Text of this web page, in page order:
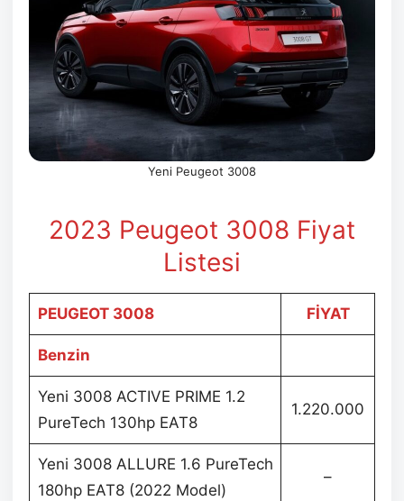
Yeni Peugeot 3008
2023 Peugeot 3008 Fiyat
Listesi
PEUGEOT 3008 FİYAT
Benzin
Yeni 3008 ACTIVE PRIME 1.2
PureTech 130hp EAT8
1.220.000
Yeni 3008 ALLURE 1.6 PureTech
180hp EAT8 (2022 Model)
–